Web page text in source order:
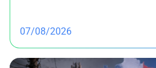
07/08/2026